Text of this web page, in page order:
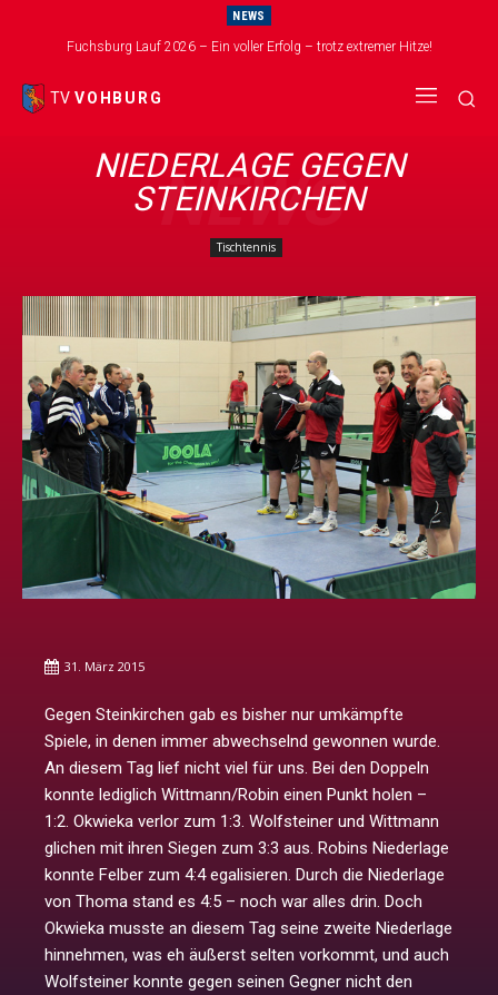
NEWS
Fuchsburg Lauf 2026 – Ein voller Erfolg – trotz extremer Hitze!
TV VOHBURG
NEWS
NIEDERLAGE GEGEN
STEINKIRCHEN
Tischtennis
31. März 2015
Gegen Steinkirchen gab es bisher nur umkämpfte
Spiele, in denen immer abwechselnd gewonnen wurde.
An diesem Tag lief nicht viel für uns. Bei den Doppeln
konnte lediglich Wittmann/Robin einen Punkt holen –
1:2. Okwieka verlor zum 1:3. Wolfsteiner und Wittmann
glichen mit ihren Siegen zum 3:3 aus. Robins Niederlage
konnte Felber zum 4:4 egalisieren. Durch die Niederlage
von Thoma stand es 4:5 – noch war alles drin. Doch
Okwieka musste an diesem Tag seine zweite Niederlage
hinnehmen, was eh äußerst selten vorkommt, und auch
Wolfsteiner konnte gegen seinen Gegner nicht den